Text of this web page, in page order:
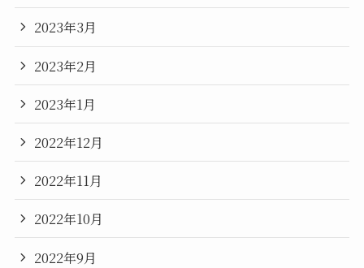
2023年3月
2023年2月
2023年1月
2022年12月
2022年11月
2022年10月
2022年9月